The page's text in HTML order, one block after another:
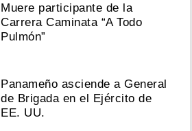
Muere participante de la
Carrera Caminata “A Todo
Pulmón”
Panameño asciende a General
de Brigada en el Ejército de
EE. UU.